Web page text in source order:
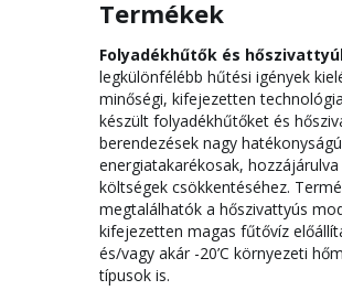
Termékek
Folyadékhűtők és
legkülönfélébb hűtési igények
minőségi, kifejezetten
készült folyadékhűtőket és
berendezések nagy
energiatakarékosak,
költségek csökkentéséhez.
megtalálhatók a hőszivattyús
kifejezetten magas fűtővíz
és/vagy akár -20’C környezeti
típusok is.